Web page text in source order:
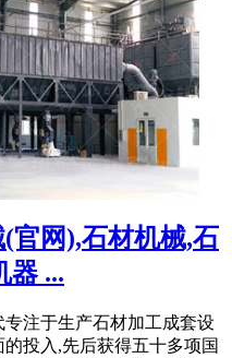
官网),石材机械,石
器 ...
注于生产石材加工成套设
投入,先后获得五十多项国